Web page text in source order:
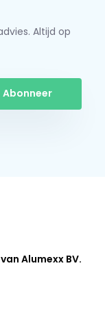
Altijd op
Abonneer
Alumexx BV.